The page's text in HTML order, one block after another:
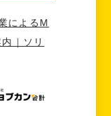
によるM
｜ソリ